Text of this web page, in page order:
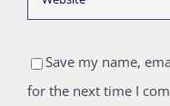
Save my name,
for the next time I